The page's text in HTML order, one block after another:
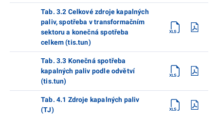
Tab. 3.2 Celkové zdroje kapalných
paliv, spotřeba v transformačním
sektoru a konečná spotřeba
celkem (tis.tun)
Tab. 3.3 Konečná spotřeba
kapalných paliv podle odvětví
(tis.tun)
Tab. 4.1 Zdroje kapalných paliv
(TJ)